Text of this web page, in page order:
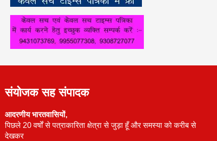
संयोजक सह संपादक
आदरणीय भारतवासियों,
पिछले 20 वर्षों से पत्राकारिता क्षेत्रा से जुड़ा हूँ और समस्या को करीब से
देखकर